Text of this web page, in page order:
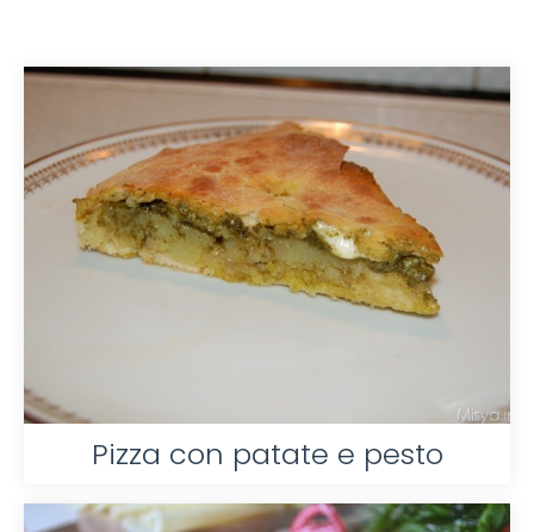
Pizza con patate e pesto